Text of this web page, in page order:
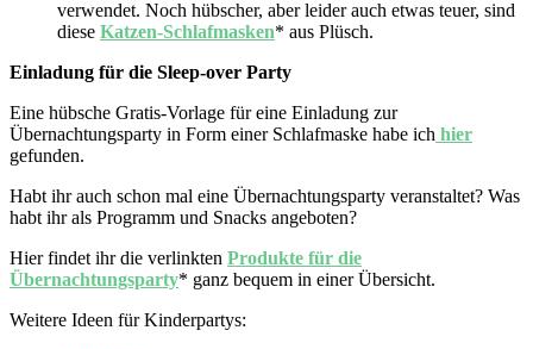
verwendet. Noch hübscher, aber leider auch etwas teuer, sind
diese Katzen-Schlafmasken* aus Plüsch.
Einladung für die Sleep-over Party
Eine hübsche Gratis-Vorlage für eine Einladung zur
Übernachtungsparty in Form einer Schlafmaske habe ich hier
gefunden.
Habt ihr auch schon mal eine Übernachtungsparty veranstaltet? Was
habt ihr als Programm und Snacks angeboten?
Hier findet ihr die verlinkten Produkte für die
Übernachtungsparty* ganz bequem in einer Übersicht.
Weitere Ideen für Kinderpartys: